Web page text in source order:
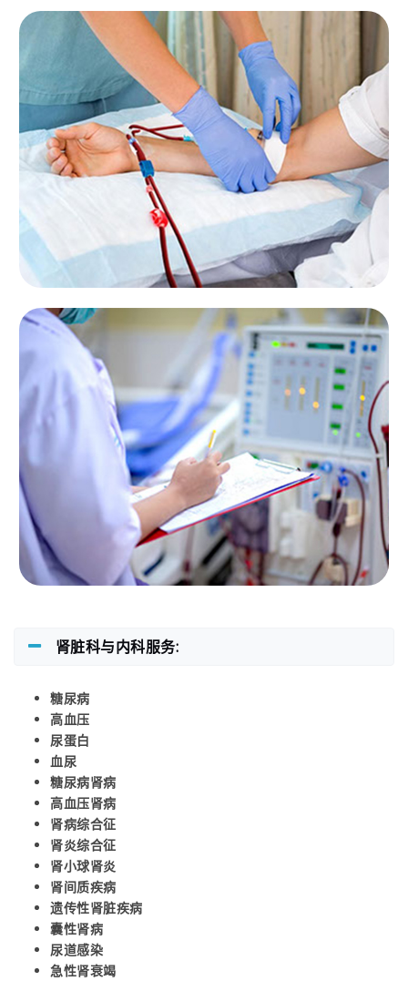
肾脏科与内科服务:
糖尿病
高血压
尿蛋白
血尿
糖尿病肾病
高血压肾病
肾病综合征
肾炎综合征
肾小球肾炎
肾间质疾病
遗传性肾脏疾病
囊性肾病
尿道感染
急性肾衰竭